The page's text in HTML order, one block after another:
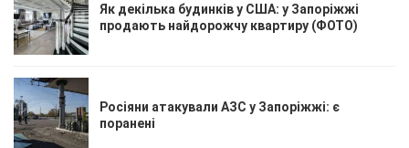
Як декілька будинків у США: у Запоріжжі
продають найдорожчу квартиру (ФОТО)
Росіяни атакували АЗС у Запоріжжі: є
поранені